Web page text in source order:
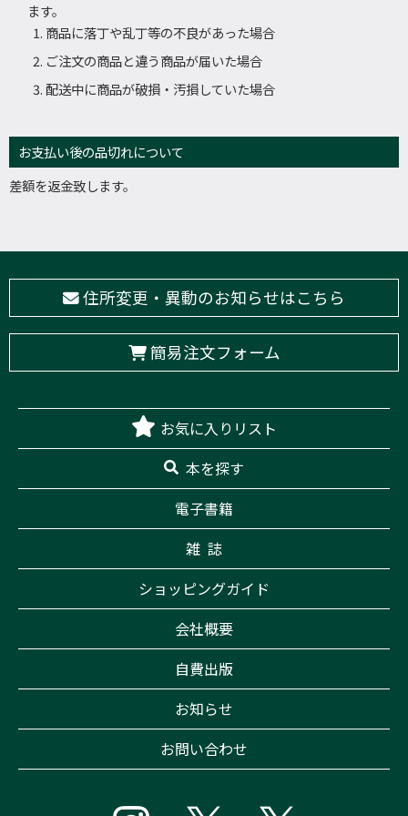
ます。
商品に落丁や乱丁等の不良があった場合
ご注文の商品と違う商品が届いた場合
配送中に商品が破損・汚損していた場合
お支払い後の品切れについて
差額を返金致します。
住所変更・異動のお知らせはこちら
簡易注文フォーム
お気に入りリスト
本を探す
電子書籍
雑 誌
ショッピングガイド
会社概要
自費出版
お知らせ
お問い合わせ